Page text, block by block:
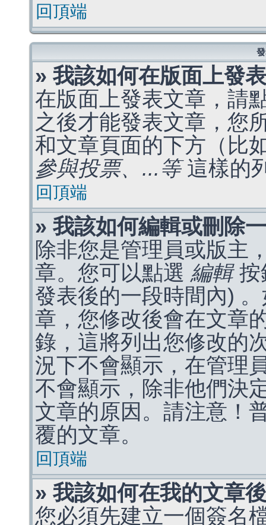
回頂端
» 我該如何在版面上發
在版面上發表文章，請
之後才能發表文章，您
和文章頁面的下方（比
參與投票、...等這樣的
回頂端
» 我該如何編輯或刪除
除非您是管理員或版主
章。您可以點選 編輯按
發表後的一段時間內)
章，您修改後會在文章
錄，這將列出您修改的
況下不會顯示，在管理
不會顯示，除非他們決
文章的原因。請注意！
覆的文章。
回頂端
» 我該如何在我的文章
您必須先建立一個簽名